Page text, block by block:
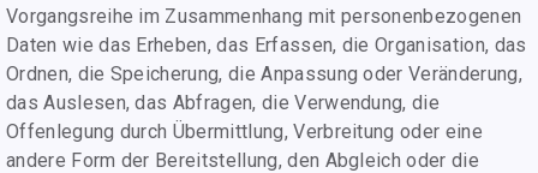
Vorgangsreihe im Zusammenhang mit personenbezogenen
Daten wie das Erheben, das Erfassen, die Organisation, das
Ordnen, die Speicherung, die Anpassung oder Veränderung,
das Auslesen, das Abfragen, die Verwendung, die
Offenlegung durch Übermittlung, Verbreitung oder eine
andere Form der Bereitstellung, den Abgleich oder die